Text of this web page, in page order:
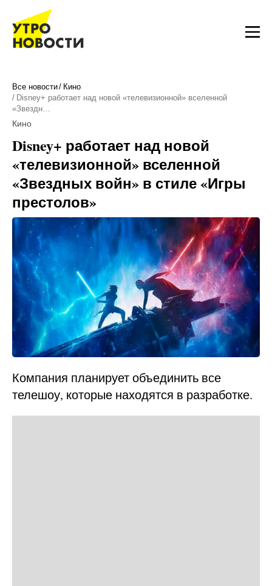
Все новости
Кино
Disney+ работает над новой «телевизионной» вселенной
«Звездн…
Кино
Disney+ работает над новой
«телевизионной» вселенной
«Звездных войн» в стиле «Игры
престолов»
Компания планирует объединить все
телешоу, которые находятся в разработке.